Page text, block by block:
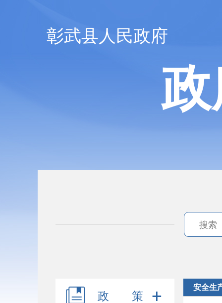
彰武县人民政府
政 策
安全生